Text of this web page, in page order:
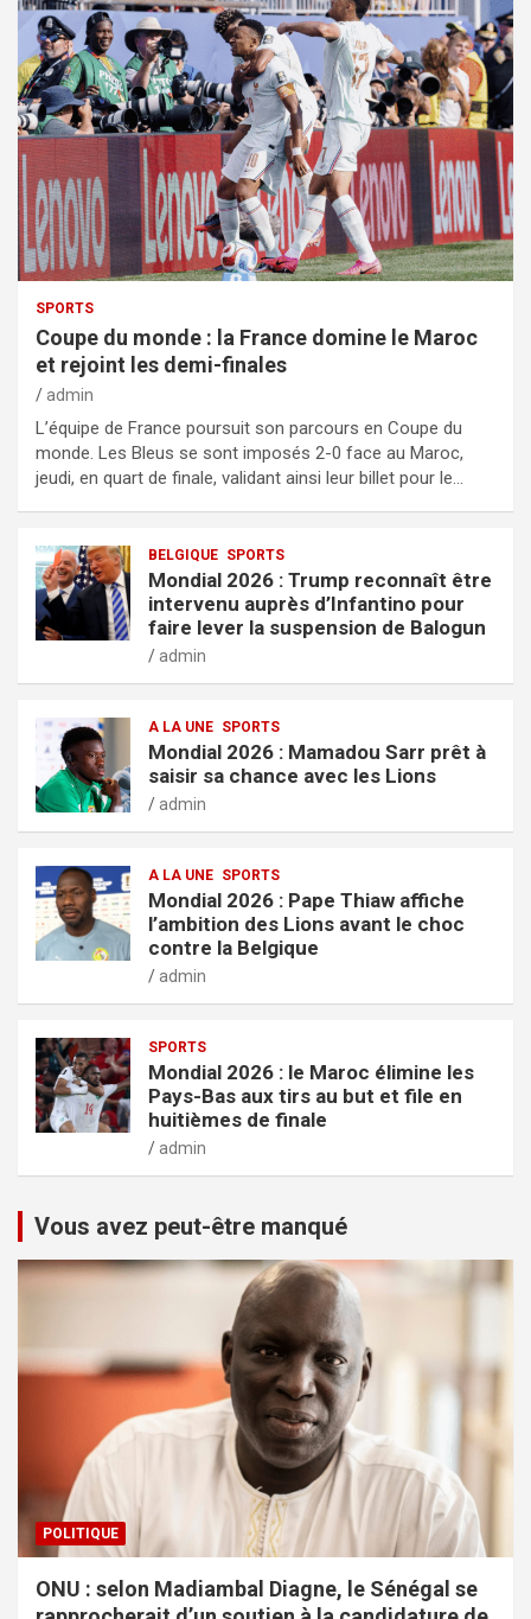
SPORTS
Coupe du monde : la France domine le Maroc
et rejoint les demi-finales
admin
L’équipe de France poursuit son parcours en Coupe du
monde. Les Bleus se sont imposés 2-0 face au Maroc,
jeudi, en quart de finale, validant ainsi leur billet pour le…
BELGIQUE SPORTS
Mondial 2026 : Trump reconnaît être
intervenu auprès d’Infantino pour
faire lever la suspension de Balogun
admin
A LA UNE SPORTS
Mondial 2026 : Mamadou Sarr prêt à
saisir sa chance avec les Lions
admin
A LA UNE SPORTS
Mondial 2026 : Pape Thiaw affiche
l’ambition des Lions avant le choc
contre la Belgique
admin
SPORTS
Mondial 2026 : le Maroc élimine les
Pays-Bas aux tirs au but et file en
huitièmes de finale
admin
Vous avez peut-être manqué
POLITIQUE
ONU : selon Madiambal Diagne, le Sénégal se